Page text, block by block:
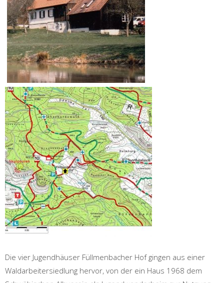
Die vier Jugendhäuser Füllmenbacher Hof gingen aus einer
Waldarbeitersiedlung hervor, von der ein Haus 1968 dem